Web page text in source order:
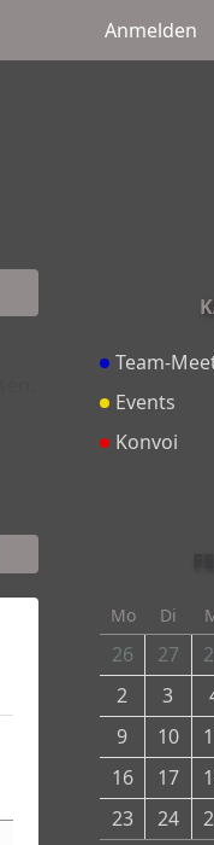
Anmelden
Team-
Events
Konvoi
Mo Di
26 27
2
3
9
10
16
17
23
24